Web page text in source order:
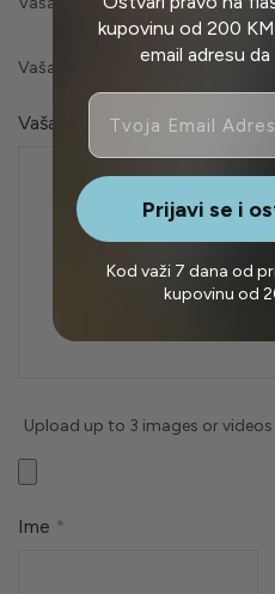
Vaša ocena
Vaša recenzija *
Upload up to 3 images or videos
Ime *
kupovinu od 200
email adresu
Email
Prijavi se i
Kod važi 7 dana od
kupovinu od